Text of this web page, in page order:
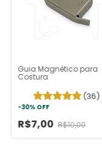
Guia Magnético para
Costura
(36)
-30% OFF
R$7,00 R$10,00